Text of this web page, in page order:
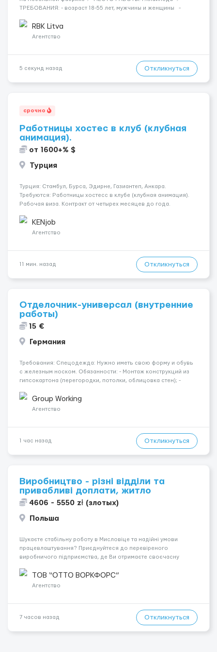
ТРЕБОВАНИЯ: - возраст 18-55 лет, мужчины и женщины -
час нетто 📃 ОБЯЗАННОСТИ: - с...
RBK Litva
Агентство
5 секунд назад Откликнуться
срочно
Работницы хостес в клуб (клубная
анимация).
от 1600+% $
Турция
Турция: Стамбул, Бурса, Эдирне, Газиантеп, Анкара.
Требуются: Работницы хостесc в клубе (клубная анимация).
Рабочая виза. Контракт от четырех месяцев до года.
страховка. Высокая зарплата + %. Легально. Безопасно.
*Коммуникабел...
KENjob
Агентство
11 мин. назад Откликнуться
Отделочник-универсал (внутренние
работы)
15 €
Германия
Требования: Спецодежда: Нужно иметь свою форму и обувь
с железным носком. Обязанности: - Монтаж конструкций из
гипсокартона (перегородки, потолки, облицовка стен); -
малярных работ (шпатлевка, грунтовка, покраска); -
Штукатурные работы ...
Group Working
Агентство
1 час назад Откликнуться
Виробництво - різні відділи та
привабливі доплати, житло
4606 - 5550 zł (злотых)
Польша
Шукаєте стабільну роботу в Мисловіце та надійні умови
працевлаштування? Приєднуйтеся до перевіреного
виробничого підприємства, де Ви отримаєте своєчасну
підібрати посаду відповідно до Ваших навичок
Локація: Мисловіце Форма пр...
ТОВ “ОТТО ВОРКФОРС”
Агентство
7 часов назад Откликнуться